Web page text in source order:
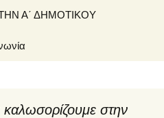
–
Α΄ ΔΗΜΟΤΙΚΟΥ
στην